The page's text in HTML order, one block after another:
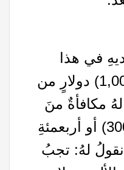
في هذا
الصندوقِ مبلغُ ألفِ (1,000) دولارٍ من
مكافأةٌ منَ
الدولةِ بقيمةِ ثلاثمئةٍ (300) أو أربعمئةِ
نقولُ لهُ: تجبُ